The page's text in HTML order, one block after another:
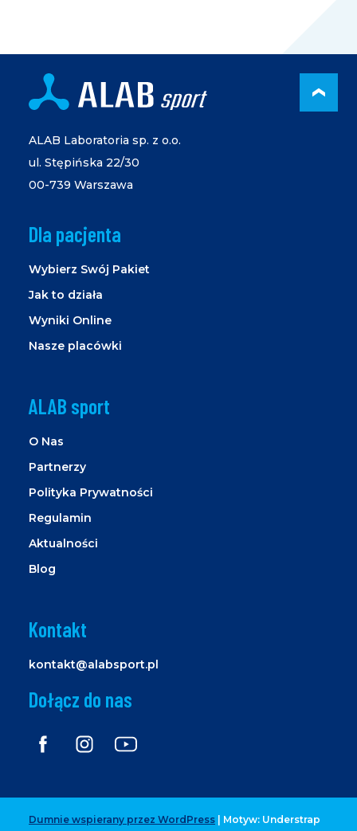
ALAB Laboratoria sp. z o.o.
ul. Stępińska 22/30
00-739 Warszawa
Dla pacjenta
Wybierz Swój Pakiet
Jak to działa
Wyniki Online
Nasze placówki
ALAB sport
O Nas
Partnerzy
Polityka Prywatności
Regulamin
Aktualności
Blog
Kontakt
kontakt@alabsport.pl
Dołącz do nas
Dumnie wspierany przez WordPress
Motyw: Understrap